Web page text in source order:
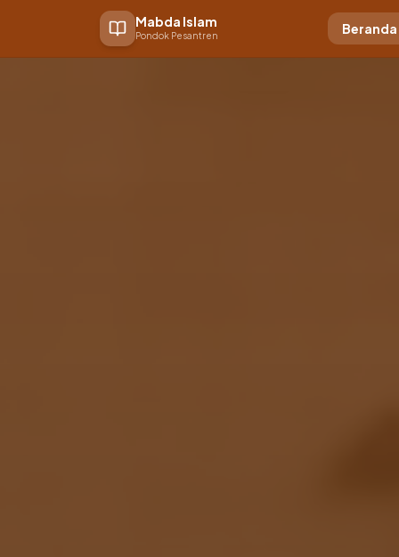
Mabda Islam
Pondok Pesantren Beranda